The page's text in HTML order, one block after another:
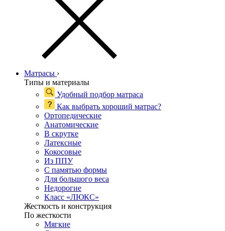
Матрасы ›
Типы и материалы
Удобный подбор матраса
Как выбрать хороший матрас?
Ортопедические
Анатомические
В скрутке
Латексные
Кокосовые
Из ППУ
С памятью формы
Для большого веса
Недорогие
Класс «ЛЮКС»
Жесткость и конструкция
По жесткости
Мягкие